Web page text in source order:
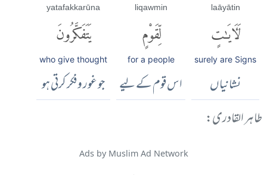
laāyātin
لَءَايَٰتٍ
surely are Signs
نشانیاں
liqawmin
لِّقَوْمٍ
for a people
اس قوم کے لیے
yatafakkarūna
يَتَفَكَّرُونَ
who give thought
جو غور و فکر کرتی ہو
طاہر القادری:
Ads by Muslim Ad Network